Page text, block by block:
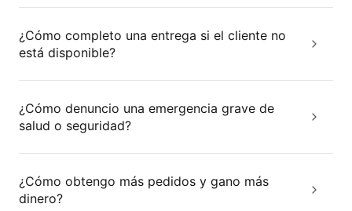
¿Cómo completo una entrega si el cliente no
está disponible?
¿Cómo denuncio una emergencia grave de
salud o seguridad?
¿Cómo obtengo más pedidos y gano más
dinero?